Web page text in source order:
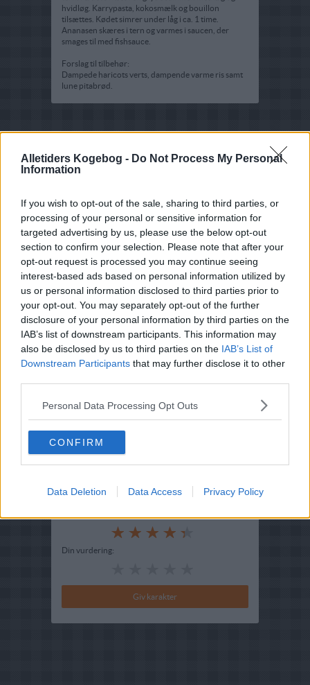
Alletiders Kogebog - Do Not Process My Personal
Information
If you wish to opt-out of the sale, sharing to third parties, or
processing of your personal or sensitive information for
targeted advertising by us, please use the below opt-out
section to confirm your selection. Please note that after your
opt-out request is processed you may continue seeing
interest-based ads based on personal information utilized by
us or personal information disclosed to third parties prior to
your opt-out. You may separately opt-out of the further
disclosure of your personal information by third parties on the
IAB’s list of downstream participants. This information may
also be disclosed by us to third parties on the IAB’s List of
Downstream Participants that may further disclose it to other
Personal Data Processing Opt Outs
CONFIRM
Data Deletion Data Access Privacy Policy
hvidløg. Karrypasta, kokosmælk og bouillon
tilsættes. Kødet simrer under låg i ca. 1 time.
Ananasen skæres i tern og varmes i saucen, der
smages til med fishsauce.
Forslag til tilbehør:
Dampede haricots verts, dampende varme ris samt
lune pitabrød.
Hovedingrediens :Lammekød- Lammebov stykker
Kilde : FDB
Indsendt :2003-07-28
Bedøm retten
Din vurdering: